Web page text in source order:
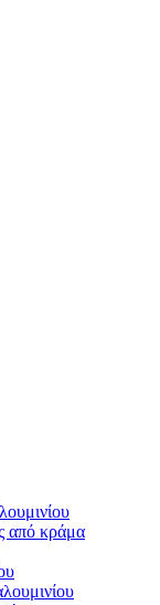
από κράμα